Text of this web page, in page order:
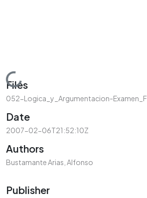
Loading...
Files
052-Logica_y_Argumentacion-
Date
2007-02-06T21:52:10Z
Authors
Bustamante Arias, Alfonso
Publisher